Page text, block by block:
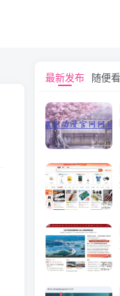
Screen
什么是
如何安
Screen命
列出所
切换到
从
最新发布 随便